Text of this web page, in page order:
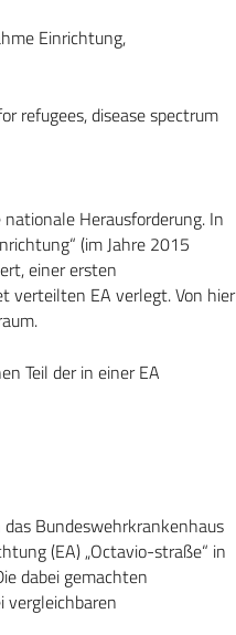
Einrichtung,
refugees, disease spectrum
Herausforderung. In
(im Jahre 2015
einer ersten
verteilten EA verlegt. Von hier
Teil der in einer EA
Bundeswehrkrankenhaus
(EA) „Octavio-straße“ in
dabei gemachten
vergleichbaren